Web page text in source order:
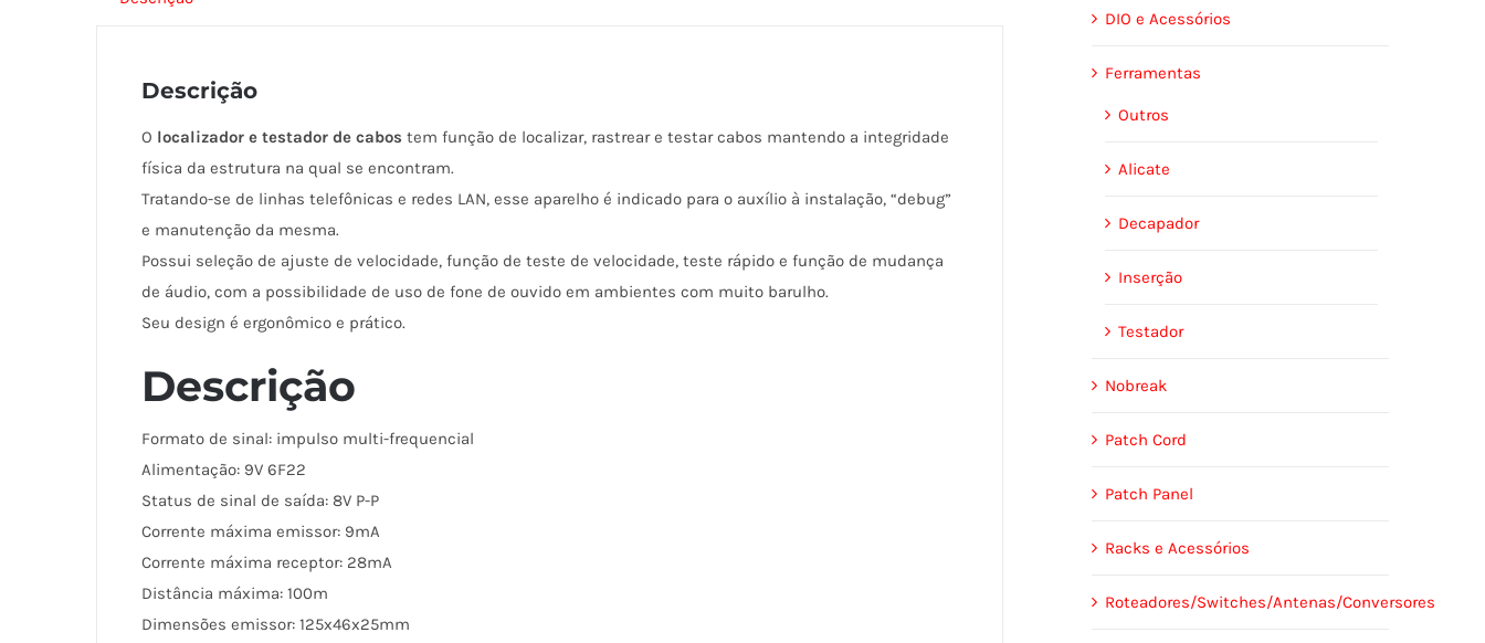
Descrição
O localizador e testador de cabos tem função de localizar, rastrear e testar cabos mantendo a integridade
física da estrutura na qual se encontram.
Tratando-se de linhas telefônicas e redes LAN, esse aparelho é indicado para o auxílio à instalação, “debug”
e manutenção da mesma.
Possui seleção de ajuste de velocidade, função de teste de velocidade, teste rápido e função de mudança
de áudio, com a possibilidade de uso de fone de ouvido em ambientes com muito barulho.
Seu design é ergonômico e prático.
Descrição
Formato de sinal: impulso multi-frequencial
Alimentação: 9V 6F22
Status de sinal de saída: 8V P-P
Corrente máxima emissor: 9mA
Corrente máxima receptor: 28mA
Distância máxima: 100m
Dimensões emissor: 125x46x25mm
DIO e Acessórios
Ferramentas
Outros
Alicate
Decapador
Inserção
Testador
Nobreak
Patch Cord
Patch Panel
Racks e Acessórios
Roteadores/Switches/Antenas/Conversores